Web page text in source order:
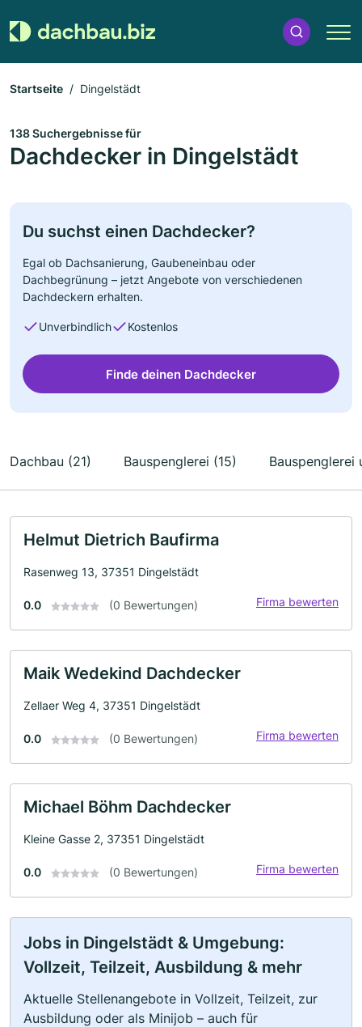
Startseite Dingelstädt
138 Suchergebnisse für
Dachdecker in Dingelstädt
Du suchst einen Dachdecker?
Egal ob Dachsanierung, Gaubeneinbau oder
Dachbegrünung – jetzt Angebote von verschiedenen
Dachdeckern erhalten.
Unverbindlich Kostenlos
Finde deinen Dachdecker
Dachbau (21) Bauspenglerei (15) Bauspenglerei
Helmut Dietrich Baufirma
Rasenweg 13, 37351 Dingelstädt
0.0 (0 Bewertungen) Firma bewerten
Maik Wedekind Dachdecker
Zellaer Weg 4, 37351 Dingelstädt
0.0 (0 Bewertungen) Firma bewerten
Michael Böhm Dachdecker
Kleine Gasse 2, 37351 Dingelstädt
0.0 (0 Bewertungen) Firma bewerten
Jobs in Dingelstädt & Umgebung:
Vollzeit, Teilzeit, Ausbildung & mehr
Aktuelle Stellenangebote in Vollzeit, Teilzeit, zur
Ausbildung oder als Minijob – auch für